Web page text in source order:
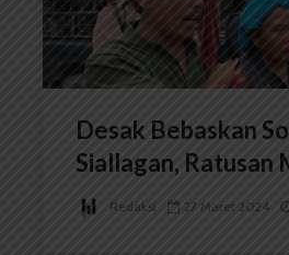
Desak Bebaskan
Siallagan, Ratusan
Redaksi 27 Maret 2024